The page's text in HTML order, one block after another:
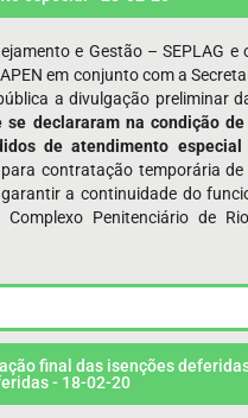
e Gestão – SEPLAG
em conjunto com a
a divulgação preliminar
declararam na condição de
de atendimento especial
contratação temporária
a continuidade do
Penitenciário de
final das isenções
- 18-02-20